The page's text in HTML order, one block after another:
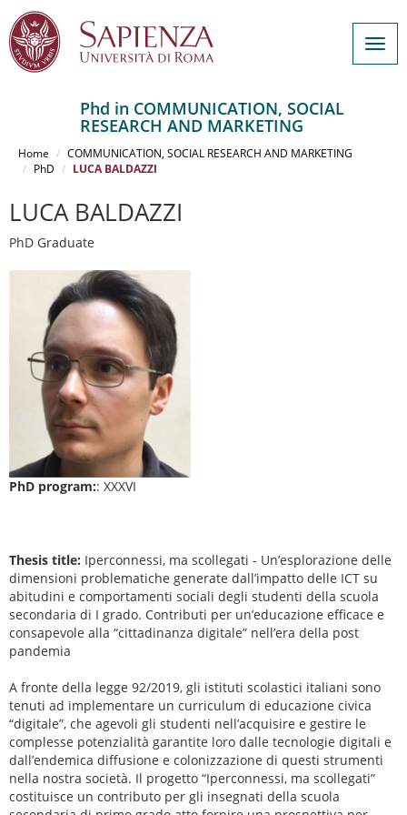
contenuto
Phd in COMMUNICATION, SOCIAL
RESEARCH AND MARKETING
Home
COMMUNICATION, SOCIAL RESEARCH AND MARKETING
PhD
LUCA BALDAZZI
LUCA BALDAZZI
PhD Graduate
PhD program:: XXXVI
Thesis title: Iperconnessi, ma scollegati - Un’esplorazione delle
dimensioni problematiche generate dall’impatto delle ICT su
abitudini e comportamenti sociali degli studenti della scuola
secondaria di I grado. Contributi per un’educazione efficace e
consapevole alla “cittadinanza digitale” nell’era della post
pandemia
A fronte della legge 92/2019, gli istituti scolastici italiani sono
tenuti ad implementare un curriculum di educazione civica
“digitale”, che agevoli gli studenti nell’acquisire e gestire le
complesse potenzialità garantite loro dalle tecnologie digitali e
dall’endemica diffusione e colonizzazione di questi strumenti
nella nostra società. Il progetto “Iperconnessi, ma scollegati”
costituisce un contributo per gli insegnati della scuola